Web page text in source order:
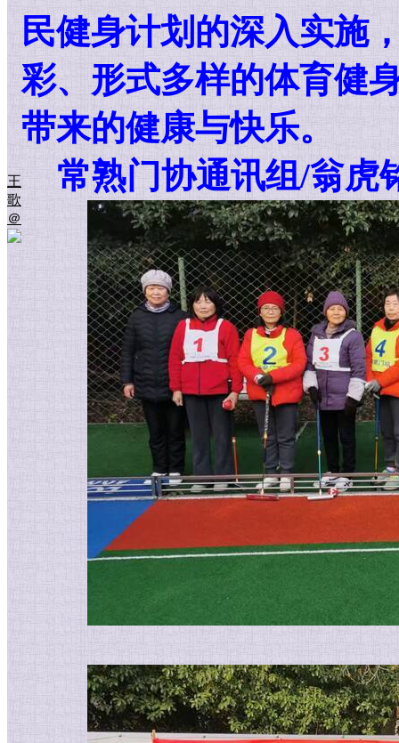
王
歌
＠
民健身计划的深入实施
彩、形式多样的体育健
带来的健康与快乐。
常熟门协通讯组/翁虎